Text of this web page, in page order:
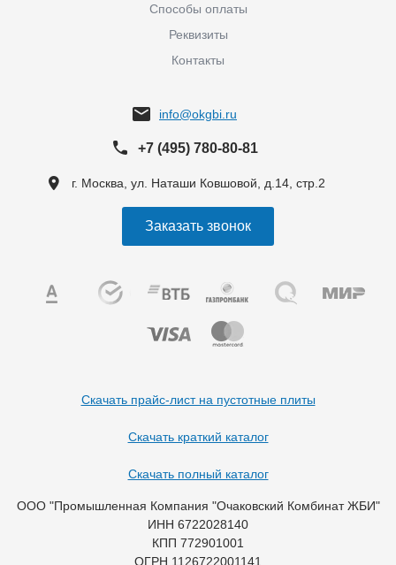
Способы оплаты
Реквизиты
Контакты
info@okgbi.ru
+7 (495) 780-80-81
г. Москва, ул. Наташи Ковшовой, д.14, стр.2
Заказать звонок
Скачать прайс-лист на пустотные плиты
Скачать краткий каталог
Скачать полный каталог
ООО "Промышленная Компания "Очаковский Комбинат ЖБИ"
ИНН 6722028140
КПП 772901001
ОГРН 1126722001141